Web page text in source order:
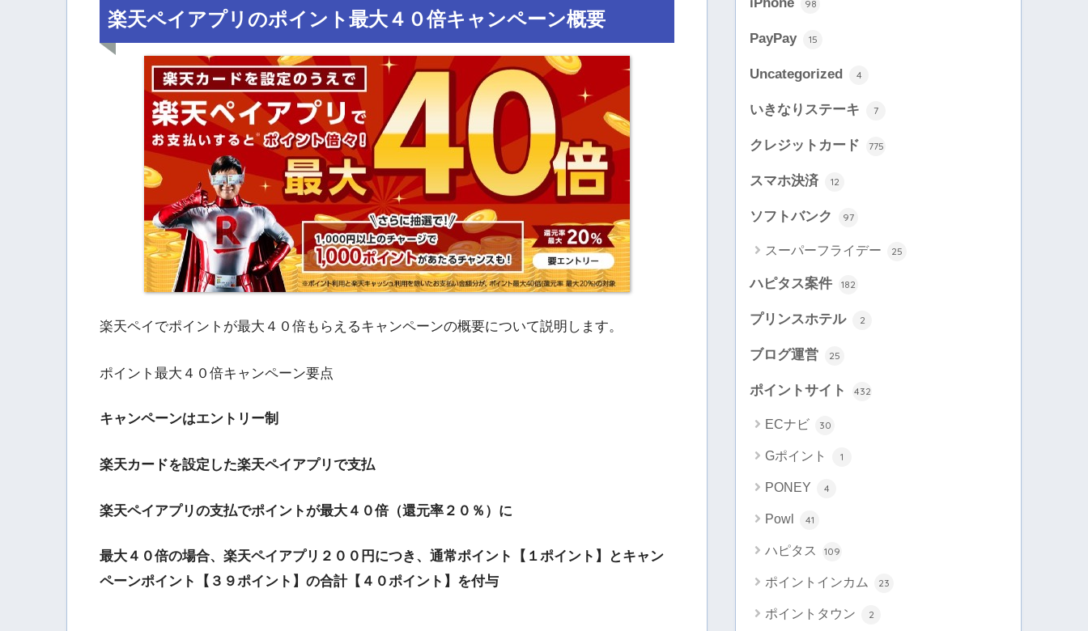
楽天ペイアプリのポイント最大４０倍キャンペーン概要
楽天ペイでポイントが最大４０倍もらえるキャンペーンの概要について説明します。
ポイント最大４０倍キャンペーン要点
キャンペーンはエントリー制
楽天カードを設定した楽天ペイアプリで支払
楽天ペイアプリの支払でポイントが最大４０倍（還元率２０％）に
最大４０倍の場合、楽天ペイアプリ２００円につき、通常ポイント【１ポイント】とキャン
ペーンポイント【３９ポイント】の合計【４０ポイント】を付与
iPhone 98
PayPay 15
Uncategorized 4
いきなりステーキ 7
クレジットカード 775
スマホ決済 12
ソフトバンク 97
スーパーフライデー 25
ハピタス案件 182
プリンスホテル 2
ブログ運営 25
ポイントサイト 432
ECナビ 30
Gポイント 1
PONEY 4
Powl 41
ハピタス 109
ポイントインカム 23
ポイントタウン 2